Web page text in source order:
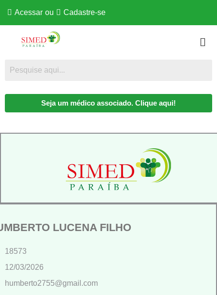
Acessar ou Cadastre-se
Seja um médico associado. Clique aqui!
LUCENA FILHO
18573
12/03/2026
humberto2755@gmail.com